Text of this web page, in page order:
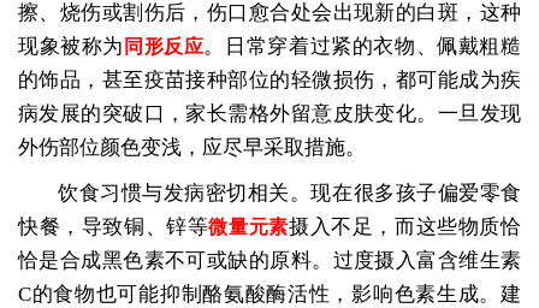
擦、烧伤或割伤后，伤口愈合处会出现新的白斑，这种
现象被称为 同形反应。日常穿着过紧的衣物、佩戴粗糙
的饰品，甚至疫苗接种部位的轻微损伤，都可能成为疾
病发展的突破口，家长需格外留意皮肤变化。一旦发现
外伤部位颜色变浅，应尽早采取措施。
饮食习惯与发病密切相关。现在很多孩子偏爱零食
快餐，导致铜、锌等微量元素摄入不足，而这些物质恰
恰是合成黑色素不可或缺的原料。过度摄入富含维生素
C的食物也可能抑制酪氨酸酶活性，影响色素生成。建